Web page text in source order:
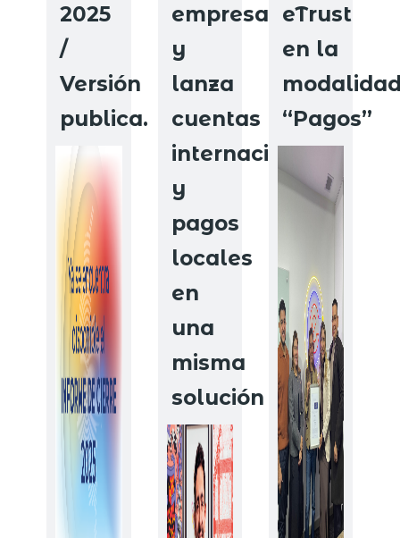
2025
/
Versión
publica.
empresarial
y
lanza
cuentas
internacionales
y
pagos
locales
en
una
misma
solución
eTrust
en la
“Pagos”